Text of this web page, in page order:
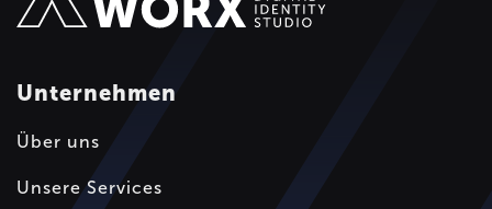
Unternehmen
Über uns
Unsere Services